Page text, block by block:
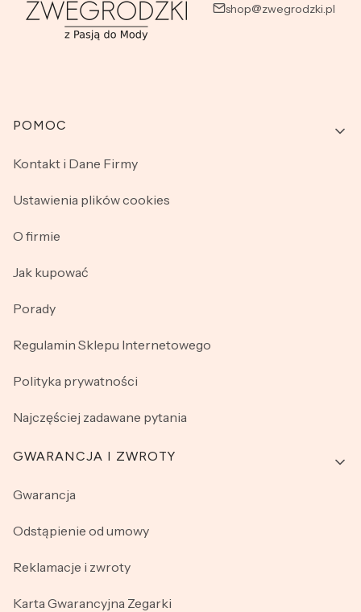
shop@zwegrodzki.pl
Linki w stopce
POMOC
Kontakt i Dane Firmy
Ustawienia plików cookies
O firmie
Jak kupować
Porady
Regulamin Sklepu Internetowego
Polityka prywatności
Najczęściej zadawane pytania
GWARANCJA I ZWROTY
Gwarancja
Odstąpienie od umowy
Reklamacje i zwroty
Karta Gwarancyjna Zegarki